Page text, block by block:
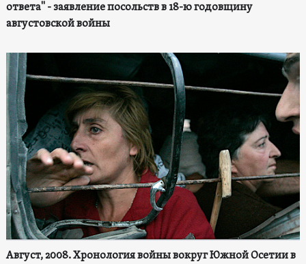
ответа" - заявление посольств в 18-ю годовщину
августовской войны
Август, 2008. Хронология войны вокруг Южной Осетии в